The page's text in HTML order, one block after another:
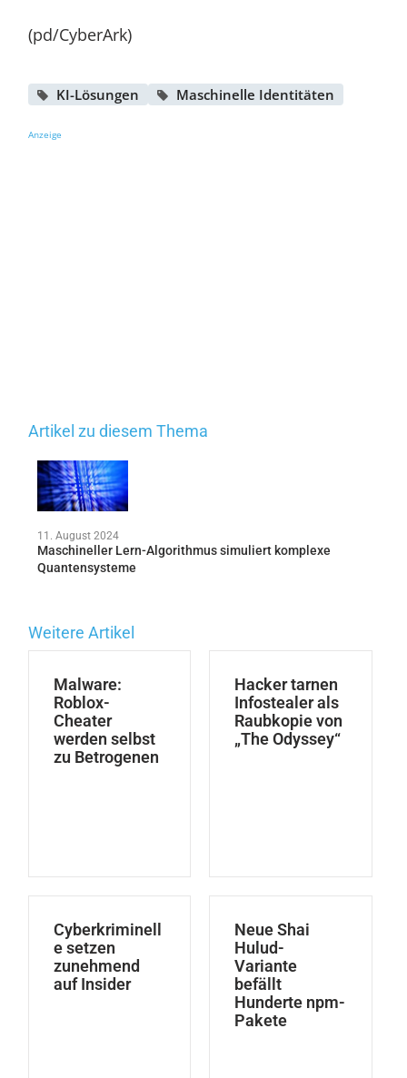
(pd/CyberArk)
KI-Lösungen Maschinelle Identitäten
Anzeige
Artikel zu diesem Thema
11. August 2024
Maschineller Lern-Algorithmus simuliert komplexe
Quantensysteme
Weitere Artikel
Malware:
Roblox-
Cheater
werden selbst
zu Betrogenen
Hacker tarnen
Infostealer als
Raubkopie von
„The Odyssey“
Cyberkriminell
e setzen
zunehmend
auf Insider
Neue Shai
Hulud-
Variante
befällt
Hunderte npm-
Pakete